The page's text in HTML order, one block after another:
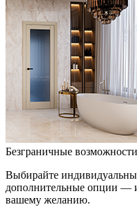
Безграничные возможности
Выбирайте
дополнительные опции —
вашему желанию.